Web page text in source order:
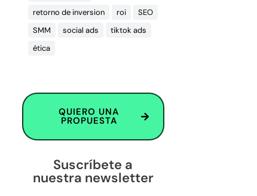
retorno de inversion
roi
SEO
SMM
social ads
tiktok ads
ética
QUIERO UNA
PROPUESTA
Suscríbete a
nuestra newsletter